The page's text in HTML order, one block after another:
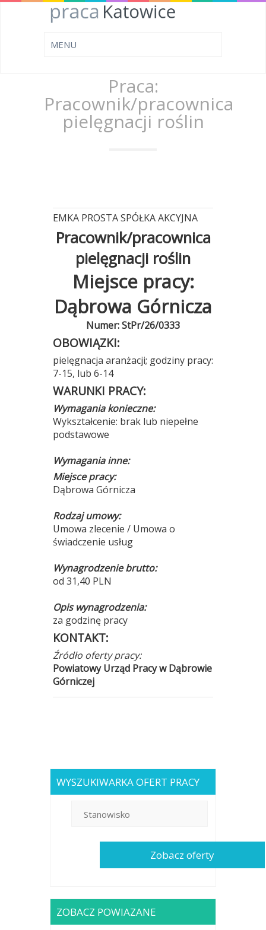
Praca:
Pracownik/pracownica
pielęgnacji roślin
EMKA PROSTA SPÓŁKA AKCYJNA
Pracownik/pracownica
pielęgnacji roślin
Miejsce pracy:
Dąbrowa Górnicza
Numer: StPr/26/0333
OBOWIĄZKI:
pielęgnacja aranżacji; godziny pracy:
7-15, lub 6-14
WARUNKI PRACY:
Wymagania konieczne:
Wykształcenie: brak lub niepełne
podstawowe
Wymagania inne:
Miejsce pracy:
Dąbrowa Górnicza
Rodzaj umowy:
Umowa zlecenie / Umowa o
świadczenie usług
Wynagrodzenie brutto:
od 31,40 PLN
Opis wynagrodzenia:
za godzinę pracy
KONTAKT:
Źródło oferty pracy:
Powiatowy Urząd Pracy w Dąbrowie
Górniczej
WYSZUKIWARKA OFERT PRACY
ZOBACZ POWIAZANE